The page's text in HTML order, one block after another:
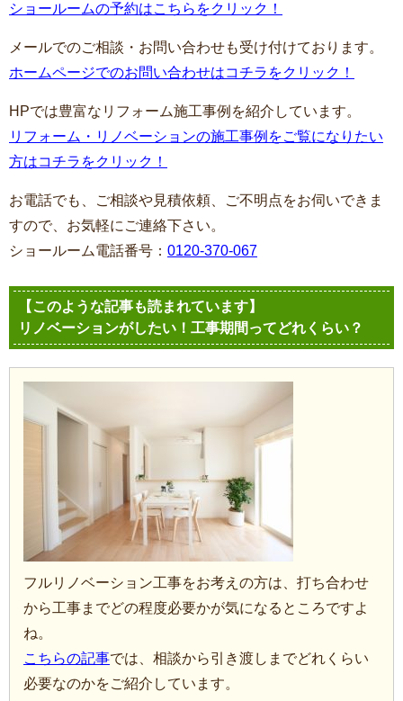
ショールームの予約はこちらをクリック！
メールでのご相談・お問い合わせも受け付けております。
ホームページでのお問い合わせはコチラをクリック！
HPでは豊富なリフォーム施工事例を紹介しています。
リフォーム・リノベーションの施工事例をご覧になりたい
方はコチラをクリック！
お電話でも、ご相談や見積依頼、ご不明点をお伺いできま
すので、お気軽にご連絡下さい。
ショールーム電話番号： 0120-370-067
【このような記事も読まれています】
リノベーションがしたい！工事期間ってどれくらい？
フルリノベーション工事をお考えの方は、打ち合わせ
から工事までどの程度必要かが気になるところですよ
ね。
こちらの記事では、相談から引き渡しまでどれくらい
必要なのかをご紹介しています。